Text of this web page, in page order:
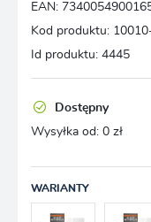
EAN:
Kod produktu:
Id produktu: 4445
Dostępny
Wysyłka od: 0 zł
WARIANTY